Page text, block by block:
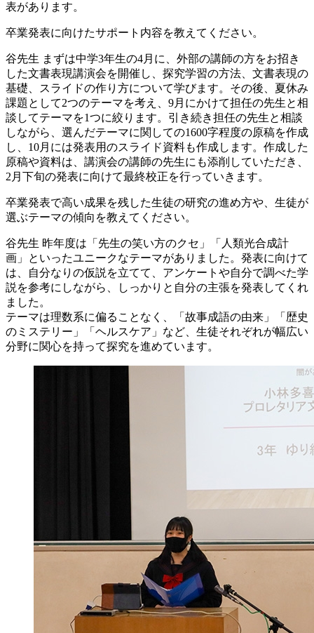
表があります。
卒業発表に向けたサポート内容を教えてください。
谷先生 まずは中学3年生の4月に、外部の講師の方をお招き
した文書表現講演会を開催し、探究学習の方法、文書表現の
基礎、スライドの作り方について学びます。その後、夏休み
課題として2つのテーマを考え、9月にかけて担任の先生と相
談してテーマを1つに絞ります。引き続き担任の先生と相談
しながら、選んだテーマに関しての1600字程度の原稿を作成
し、10月には発表用のスライド資料も作成します。作成した
原稿や資料は、講演会の講師の先生にも添削していただき、
2月下旬の発表に向けて最終校正を行っていきます。
卒業発表で高い成果を残した生徒の研究の進め方や、生徒が
選ぶテーマの傾向を教えてください。
谷先生 昨年度は「先生の笑い方のクセ」「人類光合成計
画」といったユニークなテーマがありました。発表に向けて
は、自分なりの仮説を立てて、アンケートや自分で調べた学
説を参考にしながら、しっかりと自分の主張を発表してくれ
ました。
テーマは理数系に偏ることなく、「故事成語の由来」「歴史
のミステリー」「ヘルスケア」など、生徒それぞれが幅広い
分野に関心を持って探究を進めています。